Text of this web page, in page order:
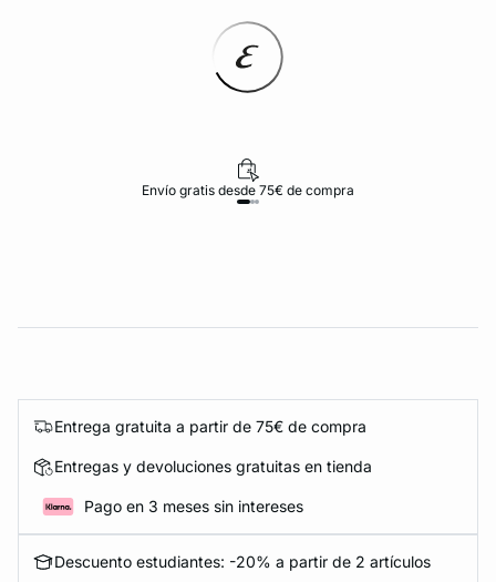
Envío gratis desde 75€ de compra
Entrega gratuita a partir de 75€ de compra
Entregas y devoluciones gratuitas en tienda
Pago en 3 meses sin intereses
Descuento estudiantes: -20% a partir de 2 artículos